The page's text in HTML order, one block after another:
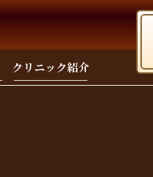
クリニック紹介